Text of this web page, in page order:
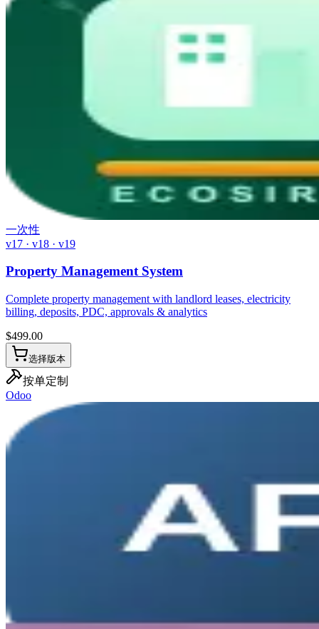
一次性
v17 · v18 · v19
Property Management System
Complete property management with landlord leases, electricity
billing, deposits, PDC, approvals & analytics
$499.00
选择版本
按单定制
Odoo